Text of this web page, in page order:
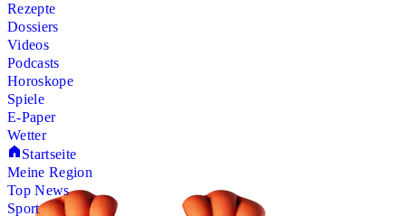
Rezepte
Dossiers
Videos
Podcasts
Horoskope
Spiele
E-Paper
Wetter
Startseite
Meine Region
Top News
Sport